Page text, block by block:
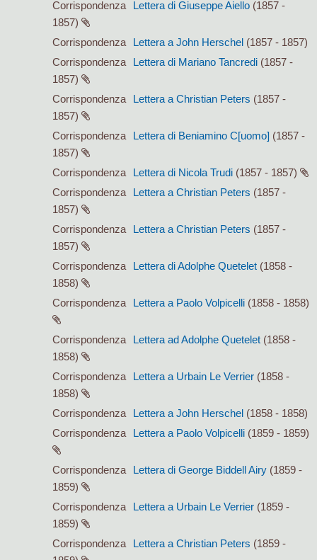
Corrispondenza Lettera di Giuseppe Aiello (1857 -
1857)
Corrispondenza
Lettera a John Herschel (1857 - 1857)
Corrispondenza
Lettera di Mariano Tancredi (1857 -
1857)
Corrispondenza
Lettera a Christian Peters (1857 -
1857)
Corrispondenza
Lettera di Beniamino C[uomo] (1857 -
1857)
Corrispondenza
Lettera di Nicola Trudi (1857 - 1857)
Corrispondenza
Lettera a Christian Peters (1857 -
1857)
Corrispondenza
Lettera a Christian Peters (1857 -
1857)
Corrispondenza
Lettera di Adolphe Quetelet (1858 -
1858)
Corrispondenza
Lettera a Paolo Volpicelli (1858 - 1858)
Corrispondenza Lettera ad Adolphe Quetelet (1858 -
1858)
Corrispondenza
Lettera a Urbain Le Verrier (1858 -
1858)
Corrispondenza
Lettera a John Herschel (1858 - 1858)
Corrispondenza
Lettera a Paolo Volpicelli (1859 - 1859)
Corrispondenza Lettera di George Biddell Airy (1859 -
1859)
Corrispondenza
Lettera a Urbain Le Verrier (1859 -
1859)
Corrispondenza
Lettera a Christian Peters (1859 -